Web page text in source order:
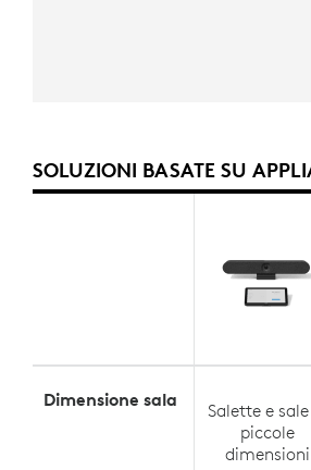
SOLUZIONI BASATE SU
Dimensione sala
Salette e
piccole
dimensioni